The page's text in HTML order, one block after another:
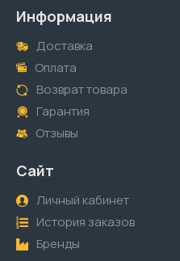
Информация
Доставка
Оплата
Возврат товара
Гарантия
Отзывы
Сайт
Личный кабинет
История заказов
Бренды